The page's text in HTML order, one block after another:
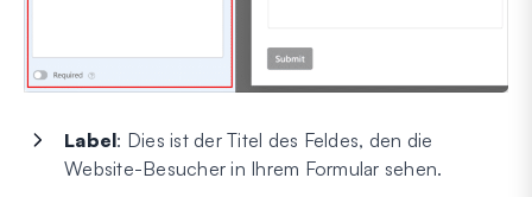
Label: Dies ist der Titel des Feldes, den die
Website-Besucher in Ihrem Formular sehen.